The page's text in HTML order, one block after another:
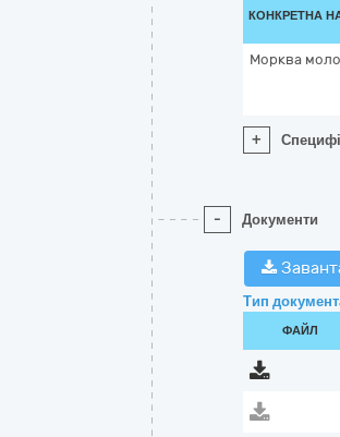
КОНКРЕТНА
Морква
+
- Документи
Тип
ФАЙЛ